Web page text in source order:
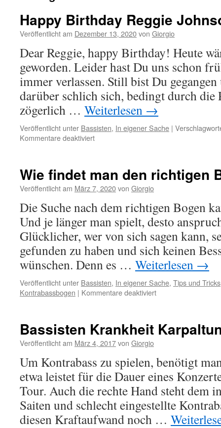
Happy Birthday Reggie
Veröffentlicht am Dezember 13, 2020von Giorgio
Dear Reggie, happy Birthday! Heute
geworden. Leider hast Du uns schon
immer verlassen. Still bist Du
darüber schlich sich, bedingt durch die
zögerlich … Weiterlesen →
Veröffentlicht unter Bassisten, In eigener Sache |
Kommentare deaktiviertfür
Johnson
Wie findet man den richtigen
Veröffentlicht am März 7, 2020von Giorgio
Die Suche nach dem richtigen Bogen
Und je länger man spielt, desto
Glücklicher, wer von sich sagen kann,
gefunden zu haben und sich keinen
wünschen. Denn es … Weiterlesen →
Veröffentlicht unter Bassisten, In eigener Sache, Tips und Tricks
Kontrabassbogen | Kommentare deaktiviertfür
den
!?!?
Bassisten Krankheit
Veröffentlicht am März 4, 2017von Giorgio
Um Kontrabass zu spielen, benötigt
etwa leistet für die Dauer eines
Tour. Auch die rechte Hand steht dem
Saiten und schlecht eingestellte
diesen Kraftaufwand noch …